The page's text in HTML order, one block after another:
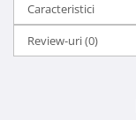
Caracteristici
Review-uri(0)